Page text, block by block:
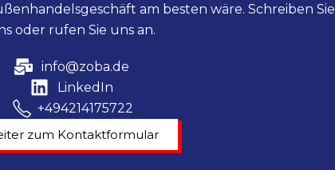
am besten wäre. Schreiben Sie
oder rufen Sie uns an.
info@zoba.de
LinkedIn
+494214175722
zum Kontaktformular